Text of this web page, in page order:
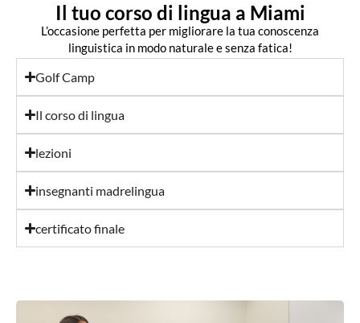
Il tuo corso di lingua a Miami
L’occasione perfetta per migliorare la tua conoscenza
linguistica in modo naturale e senza fatica!
Golf Camp
Il corso di lingua
lezioni
insegnanti madrelingua
certificato finale